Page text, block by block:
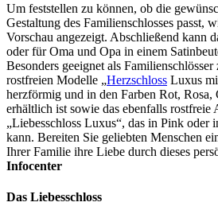
Um feststellen zu können, ob die
Gestaltung des Familienschlosses passt,
Vorschau angezeigt. Abschließend kann
oder für Oma und Opa in einem
Besonders geeignet als
rostfreien Modelle „Herzschloss Luxus
herzförmig und in den Farben Rot,
erhältlich ist sowie das ebenfalls rostfreie
„Liebesschloss Luxus“, das in Pink oder
kann. Bereiten Sie geliebten Menschen
Ihrer Familie ihre Liebe durch dieses
Infocenter
Das Liebesschloss